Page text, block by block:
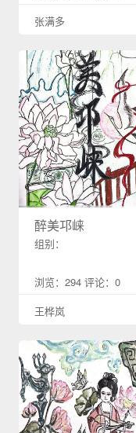
张满多
醉美邛崃
组别：
浏览：294 评论：0
王桦岚